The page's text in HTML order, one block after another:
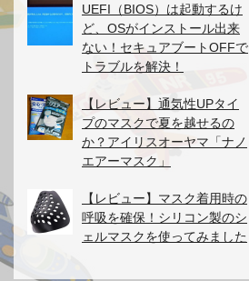
UEFI（BIOS）は起動するけ
ど、OSがインストール出来
ない！セキュアブートOFFで
トラブルを解決！
【レビュー】通気性UPタイ
プのマスクで夏を越せるの
か？アイリスオーヤマ「ナノ
エアーマスク」
【レビュー】マスク着用時の
呼吸を確保！シリコン製のシ
ェルマスクを使ってみました